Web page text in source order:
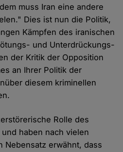
muss Iran eine andere
Dies ist nun die Politik,
Kämpfen des iranischen
und Unterdrückungs-
der Kritik der Opposition
an Ihrer Politik der
diesem kriminellen
Rolle des
haben nach vielen
Nebensatz erwähnt, dass